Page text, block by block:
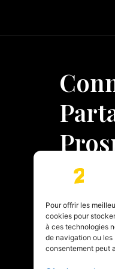
Pour offrir les
cookies pour
à ces technologies
de navigation ou les
consentement peut